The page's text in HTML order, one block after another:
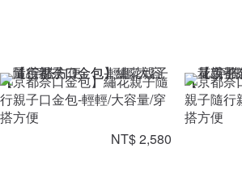
【京都奈口金包】繡花親子隨
行親子口金包-輕輕/大容量/穿
搭方便
NT$ 2,580
【京都奈
親子隨行
搭方便